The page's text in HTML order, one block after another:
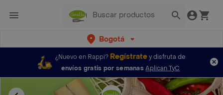
Bogotá
¿Nuevo en Rappi? Regístratey disfruta de
envíos gratis por semanas Aplican TyC